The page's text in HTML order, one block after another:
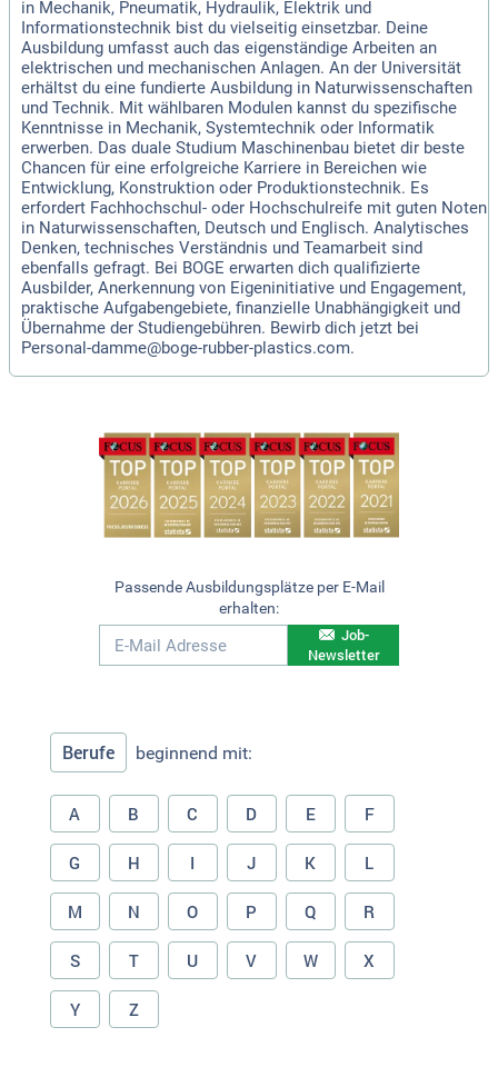
in Mechanik, Pneumatik, Hydraulik, Elektrik und
Informationstechnik bist du vielseitig einsetzbar. Deine
Ausbildung umfasst auch das eigenständige Arbeiten an
elektrischen und mechanischen Anlagen. An der Universität
erhältst du eine fundierte Ausbildung in Naturwissenschaften
und Technik. Mit wählbaren Modulen kannst du spezifische
Kenntnisse in Mechanik, Systemtechnik oder Informatik
erwerben. Das duale Studium Maschinenbau bietet dir beste
Chancen für eine erfolgreiche Karriere in Bereichen wie
Entwicklung, Konstruktion oder Produktionstechnik. Es
erfordert Fachhochschul- oder Hochschulreife mit guten Noten
in Naturwissenschaften, Deutsch und Englisch. Analytisches
Denken, technisches Verständnis und Teamarbeit sind
ebenfalls gefragt. Bei BOGE erwarten dich qualifizierte
Ausbilder, Anerkennung von Eigeninitiative und Engagement,
praktische Aufgabengebiete, finanzielle Unabhängigkeit und
Übernahme der Studiengebühren. Bewirb dich jetzt bei
Personal-damme@boge-rubber-plastics.com.
Passende Ausbildungsplätze per E-Mail
erhalten:
Job-
Newsletter
Berufe beginnend mit:
A B C D E F
G H I J K L
M N O P Q R
S T U V W X
Y Z